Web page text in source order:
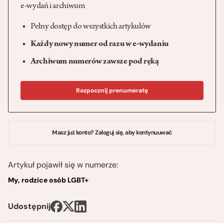
e-wydań i archiwum
Pełny dostęp do wszystkich artykułów
Każdy nowy numer od razu w e-wydaniu
Archiwum numerów zawsze pod ręką
Rozpocznij prenumeratę
Masz już konto? Zaloguj się, aby kontynuuwać
Artykuł pojawił się w numerze:
My, rodzice osób LGBT+
Udostępnij